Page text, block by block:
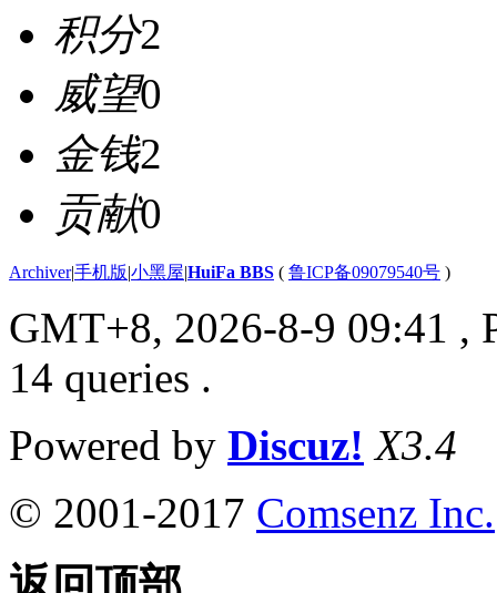
积分2
威望0
金钱2
贡献0
Archiver|手机版|小黑屋|HuiFa BBS ( 鲁ICP备09079540号 )
GMT+8, 2026-8-9 09:41 ,
14 queries .
Powered by Discuz! X3.4
© 2001-2017 Comsenz Inc.